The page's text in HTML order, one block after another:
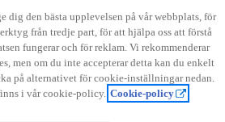
Automat
Visa mer
dig den bästa upplevelsen på vår webbplats, för
från tredje part, för att hjälpa oss att förstå
fungerar och för reklam. Vi rekommenderar
men om du inte accepterar detta kan du enkelt
på alternativet för cookie-inställningar nedan.
i vår cookie-policy. Cookie-policy